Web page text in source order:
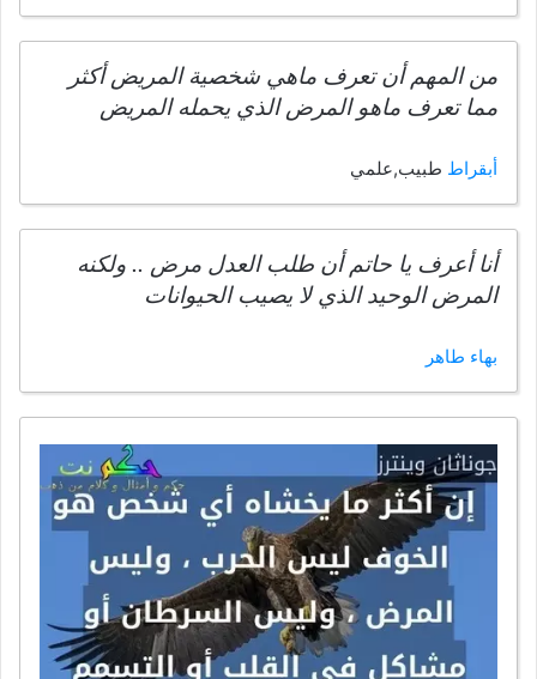
من المهم أن تعرف ماهي شخصية المريض أكثر
مما تعرف ماهو المرض الذي يحمله المريض
أبقراط طبيب,علمي
أنا أعرف يا حاتم أن طلب العدل مرض .. ولكنه
المرض الوحيد الذي لا يصيب الحيوانات
بهاء طاهر